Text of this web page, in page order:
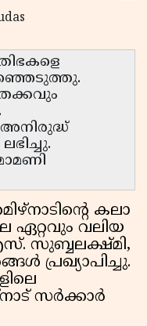
കലാ
ഏറ്റവും വലിയ
സുബ്ബലക്ഷ്മി,
പ്രഖ്യാപിച്ചു.
സർക്കാർ